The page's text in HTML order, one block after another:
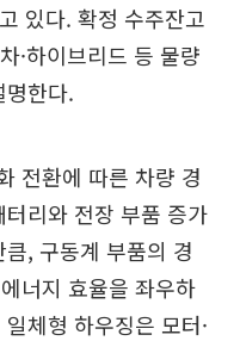
있다. 확정 수주잔고
·하이브리드 등 물량
한다.
전환에 따른 차량 경
리와 전장 부품 증가
, 구동계 부품의 경
너지 효율을 좌우하
체형 하우징은 모터·